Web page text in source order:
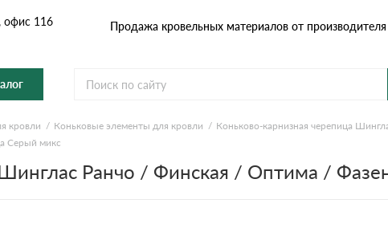
Продажа кровельных материалов от
офис 116
Cервисы расчёта
Расчет кровли из металлочерепицы
Расчет
Металлочерепица Гибкая черепица
Натуральная керамическая
черепица
Фиброцементная
кровли Коньковые элементы для кровли
Коньково-карнизная черепица
Серый микс
Ранчо / Финская / Оптима /